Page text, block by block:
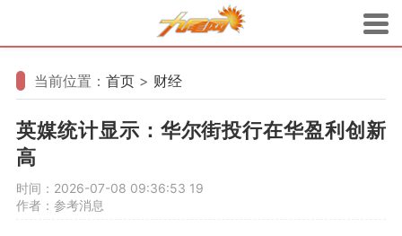
当前位置： 首页 > 财经
英媒统计显示：华尔街投行在华盈利创新
高
时间：2026-07-08 09:36:53 19
作者：参考消息